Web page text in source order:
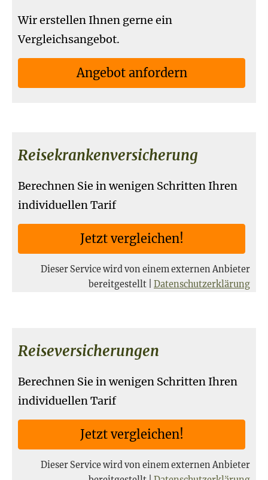
Wir erstellen Ihnen gerne ein
Vergleichsangebot.
An­ge­bot an­for­dern
Reise­kranken­ver­si­che­rung
Berechnen Sie in wenigen Schritten Ihren
individuellen Tarif
Jetzt ver­gleichen!
Dieser Service wird von einem externen Anbieter
bereitgestellt | Datenschutzerklärung
Reiseversicherungen
Berechnen Sie in wenigen Schritten Ihren
individuellen Tarif
Jetzt ver­gleichen!
Dieser Service wird von einem externen Anbieter